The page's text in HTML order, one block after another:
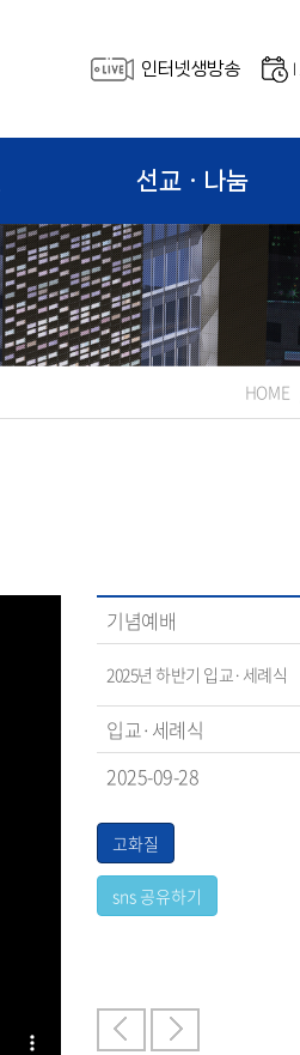
인터넷생방송
선교ㆍ나눔
HOME
기념예배
2025년 하반기 입교·세례식
입교·세례식
2025-09-28